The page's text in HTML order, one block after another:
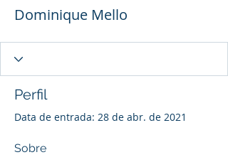
Dominique Mello
Perfil
Data de entrada: 28 de abr. de 2021
Sobre